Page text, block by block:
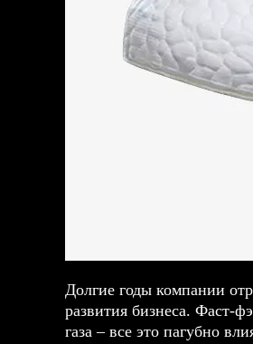
Долгие годы компании
развития бизнеса. Фаст-
газа – все это пагубно